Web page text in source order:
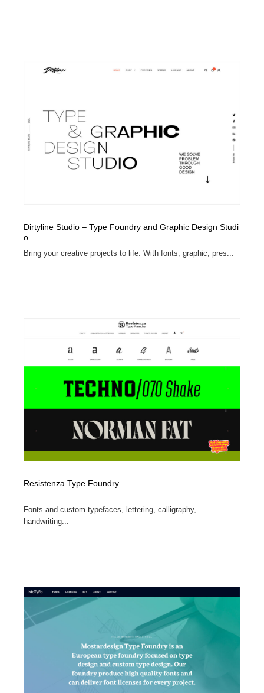
Dirtyline Studio – Type Foundry and Graphic Design Studi
o
Bring your creative projects to life. With fonts, graphic, pres...
Resistenza Type Foundry
Fonts and custom typefaces, lettering, calligraphy,
handwriting...